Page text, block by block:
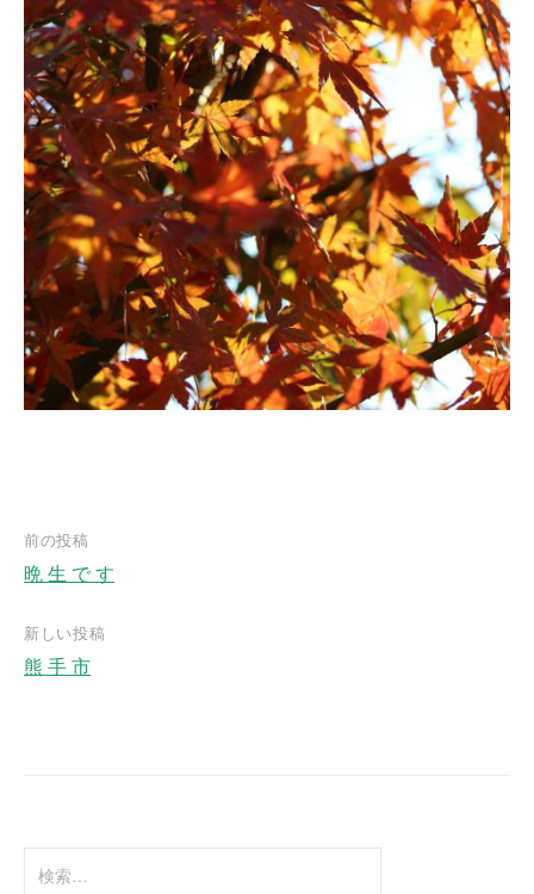
稿
ナ
ョ
ン
前の投稿
晩 生 で す
新しい投稿
熊 手 市
索